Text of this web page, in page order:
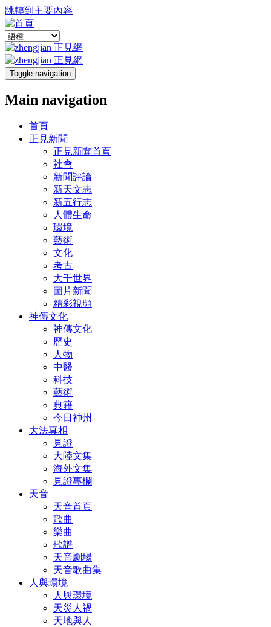
跳轉到主要內容
Toggle navigation
Main navigation
首頁
正見新聞
正見新聞首頁
社會
新聞評論
新天文志
新五行志
人體生命
環境
藝術
文化
考古
大千世界
圖片新聞
精彩視頻
神傳文化
神傳文化
歷史
人物
中醫
科技
藝術
典籍
今日神州
大法真相
見證
大陸文集
海外文集
見證專欄
天音
天音首頁
歌曲
樂曲
歌譜
天音劇場
天音歌曲集
人與環境
人與環境
天災人禍
天地與人